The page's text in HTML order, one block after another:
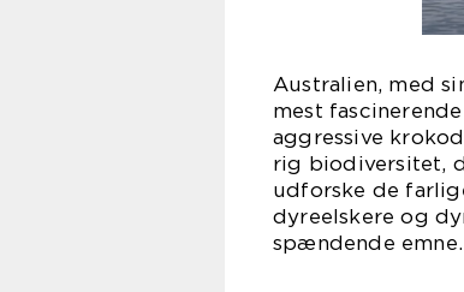
Australien, med
mest
aggressive
rig biodiversitet,
udforske de
dyreelskere og
spændende emne.